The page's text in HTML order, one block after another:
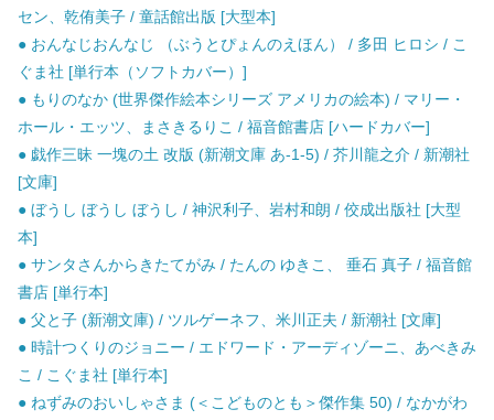
セン、乾侑美子 / 童話館出版 [大型本]
● おんなじおんなじ （ぶうとぴょんのえほん） / 多田 ヒロシ / こ
ぐま社 [単行本（ソフトカバー）]
● もりのなか (世界傑作絵本シリーズ アメリカの絵本) / マリー・
ホール・エッツ、まさきるりこ / 福音館書店 [ハードカバー]
● 戯作三昧 一塊の土 改版 (新潮文庫 あ-1-5) / 芥川龍之介 / 新潮社
[文庫]
● ぼうし ぼうし ぼうし / 神沢利子、岩村和朗 / 佼成出版社 [大型
本]
● サンタさんからきたてがみ / たんの ゆきこ、 垂石 真子 / 福音館
書店 [単行本]
● 父と子 (新潮文庫) / ツルゲーネフ、米川正夫 / 新潮社 [文庫]
● 時計つくりのジョニー / エドワード・アーディゾーニ、あべきみ
こ / こぐま社 [単行本]
● ねずみのおいしゃさま (＜こどものとも＞傑作集 50) / なかがわ